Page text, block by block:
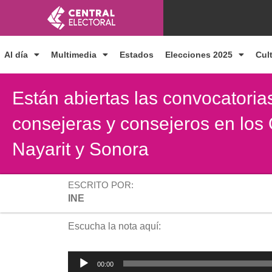
contenido
Al día Multimedia Estados Elecciones 2025
Están abiertas las
consejeras y consejeros en los
Nayarit y Sonora
ESCRITO POR:
INE
Escucha la nota aquí:
Reproductor
00:00